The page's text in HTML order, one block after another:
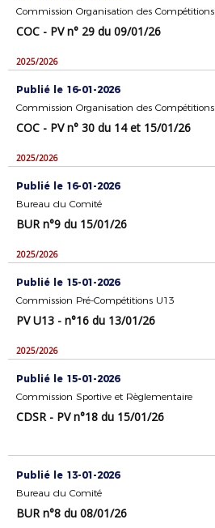
Commission Organisation des Compétitions
COC - PV n° 29 du 09/01/26
2025/2026
Publié le 16-01-2026
Commission Organisation des Compétitions
COC - PV n° 30 du 14 et 15/01/26
2025/2026
Publié le 16-01-2026
Bureau du Comité
BUR n°9 du 15/01/26
2025/2026
Publié le 15-01-2026
Commission Pré-Compétitions U13
PV U13 - n°16 du 13/01/26
2025/2026
Publié le 15-01-2026
Commission Sportive et Règlementaire
CDSR - PV n°18 du 15/01/26
Publié le 13-01-2026
Bureau du Comité
BUR n°8 du 08/01/26